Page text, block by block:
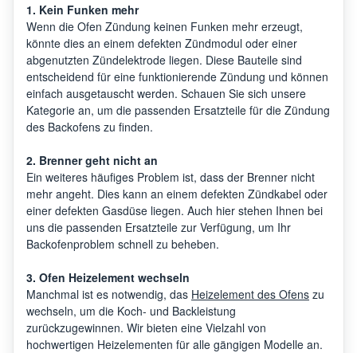
1. Kein Funken mehr
Wenn die Ofen Zündung keinen Funken mehr erzeugt,
könnte dies an einem defekten Zündmodul oder einer
abgenutzten Zündelektrode liegen. Diese Bauteile sind
entscheidend für eine funktionierende Zündung und können
einfach ausgetauscht werden. Schauen Sie sich unsere
Kategorie an, um die passenden Ersatzteile für die Zündung
des Backofens zu finden.
2. Brenner geht nicht an
Ein weiteres häufiges Problem ist, dass der Brenner nicht
mehr angeht. Dies kann an einem defekten Zündkabel oder
einer defekten Gasdüse liegen. Auch hier stehen Ihnen bei
uns die passenden Ersatzteile zur Verfügung, um Ihr
Backofenproblem schnell zu beheben.
3. Ofen Heizelement wechseln
Manchmal ist es notwendig, das Heizelement des Ofens zu
wechseln, um die Koch- und Backleistung
zurückzugewinnen. Wir bieten eine Vielzahl von
hochwertigen Heizelementen für alle gängigen Modelle an.